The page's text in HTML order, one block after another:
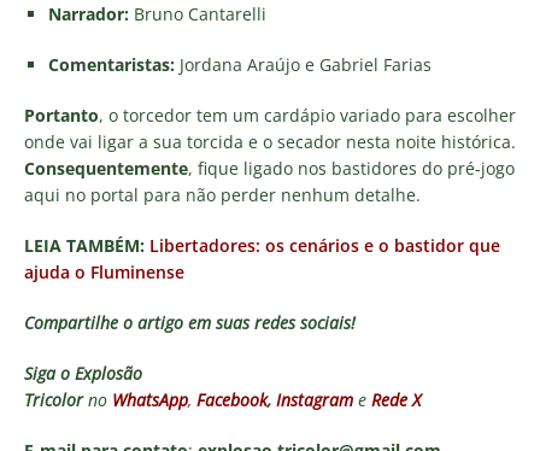
Narrador: Bruno Cantarelli
Comentaristas: Jordana Araújo e Gabriel Farias
Portanto, o torcedor tem um cardápio variado para escolher
onde vai ligar a sua torcida e o secador nesta noite histórica.
Consequentemente, fique ligado nos bastidores do pré-jogo
aqui no portal para não perder nenhum detalhe.
LEIA TAMBÉM: Libertadores: os cenários e o bastidor que
ajuda o Fluminense
Compartilhe o artigo em suas redes sociais!
Siga o Explosão
Tricolorno WhatsApp, Facebook, Instagram e Rede X